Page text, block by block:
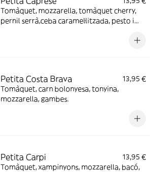
Tomàquet, mozzarella, tomàquet cherry,
pernil serrà,ceba caramel·litzada, pesto i
Petita Costa Brava
13,95 €
Tomàquet, carn bolonyesa, tonyina,
mozzarella, gambes.
Petita Carpi
13,95 €
Tomàquet, xampinyons, mozzarella, bacó,